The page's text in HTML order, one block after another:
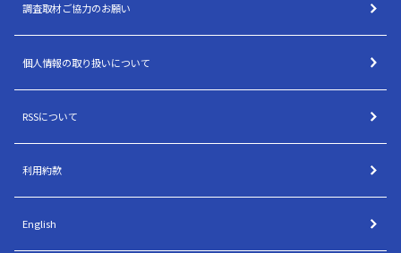
調査取材ご協力のお願い
個人情報の取り扱いについて
RSSについて
利用約款
English